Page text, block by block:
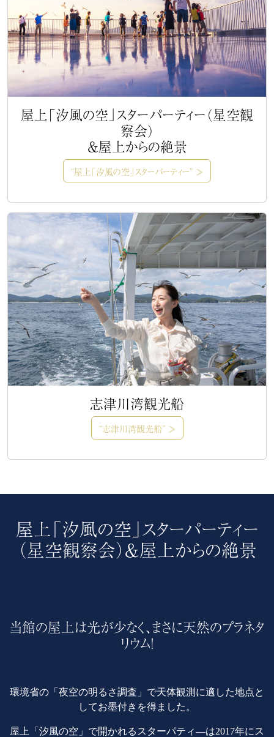
屋上「汐風の空」スターパーティー（星空観
察会）
＆屋上からの絶景
“屋上「汐風の空」スターパーティー” ≫
志津川湾観光船
“志津川湾観光船” ≫
屋上「汐風の空」スターパーティー
（星空観察会）＆屋上からの絶景
当館の屋上は光が少なく、まさに天然のプラネタ
リウム！
環境省の「夜空の明るさ調査」で天体観測に適した地点と
してお墨付きを得ました。
屋上「汐風の空」で開かれるスターパティ―は2017年にス